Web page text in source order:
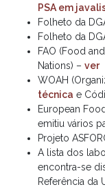
PSA em
Folheto da
Folheto da
FAO (Food
Nations) – ver
WOAH
técnica e
European
emitiu vários
Projeto
A lista dos
encontra-se
Referência da